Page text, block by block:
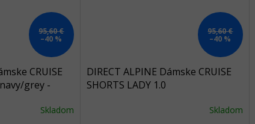
95,60 €
–40 %
CRUISE
navy/grey -
Skladom
95,60 €
–40 %
DIRECT ALPINE Dámske CRUISE
SHORTS LADY 1.0
Skladom